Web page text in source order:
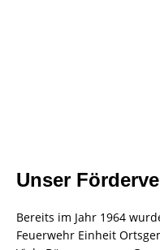
Unser
Bereits im Jahr 1964
Feuerwehr Einheit